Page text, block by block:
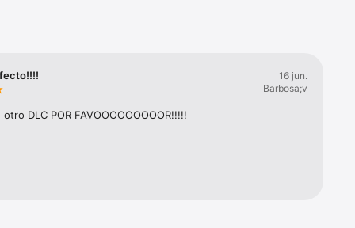
al
mundo
los
16 jun.
Barbosa;v
DLC POR FAVOOOOOOOOOR!!!!!